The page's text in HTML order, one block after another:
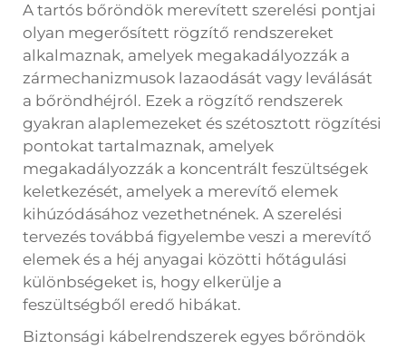
A tartós bőröndök merevített szerelési pontjai
olyan megerősített rögzítő rendszereket
alkalmaznak, amelyek megakadályozzák a
zármechanizmusok lazaodását vagy leválását
a bőröndhéjról. Ezek a rögzítő rendszerek
gyakran alaplemezeket és szétosztott rögzítési
pontokat tartalmaznak, amelyek
megakadályozzák a koncentrált feszültségek
keletkezését, amelyek a merevítő elemek
kihúzódásához vezethetnének. A szerelési
tervezés továbbá figyelembe veszi a merevítő
elemek és a héj anyagai közötti hőtágulási
különbségeket is, hogy elkerülje a
feszültségből eredő hibákat.
Biztonsági kábelrendszerek egyes bőröndök